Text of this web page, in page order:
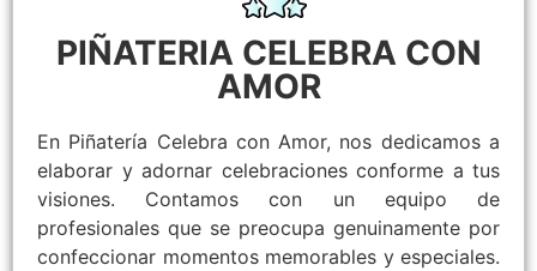
PIÑATERIA CELEBRA CON
AMOR
En Piñatería Celebra con Amor, nos dedicamos a
elaborar y adornar celebraciones conforme a tus
visiones. Contamos con un equipo de
profesionales que se preocupa genuinamente por
confeccionar momentos memorables y especiales.